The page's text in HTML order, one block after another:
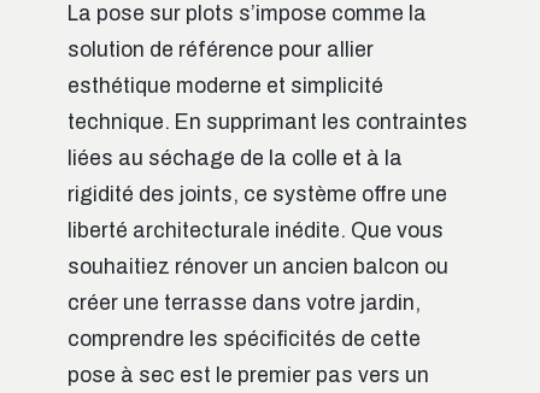
La pose sur plots s’impose comme la
solution de référence pour allier
esthétique moderne et simplicité
technique. En supprimant les contraintes
liées au séchage de la colle et à la
rigidité des joints, ce système offre une
liberté architecturale inédite. Que vous
souhaitiez rénover un ancien balcon ou
créer une terrasse dans votre jardin,
comprendre les spécificités de cette
pose à sec est le premier pas vers un